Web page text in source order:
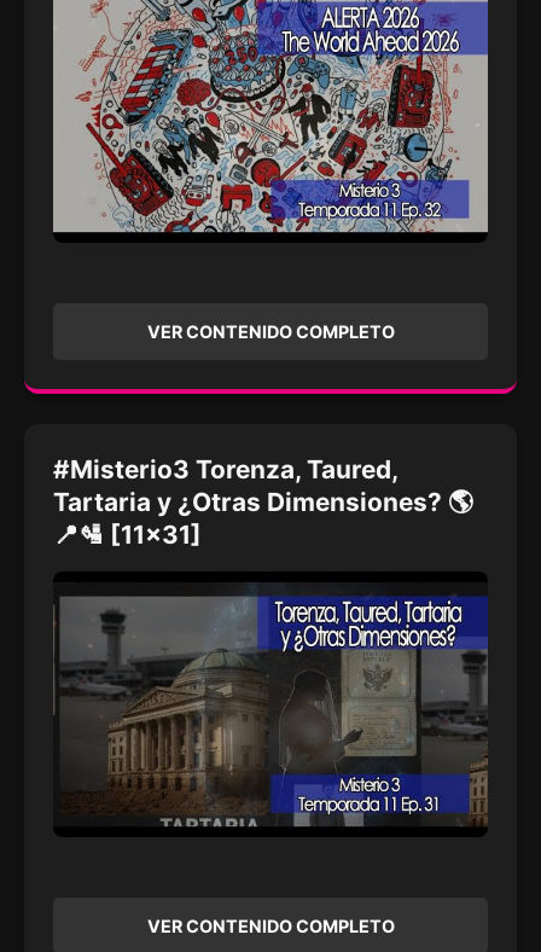
VER CONTENIDO COMPLETO
#Misterio3 Torenza, Taured,
Tartaria y ¿Otras Dimensiones? 🌎
📍🛂 [11x31]
VER CONTENIDO COMPLETO